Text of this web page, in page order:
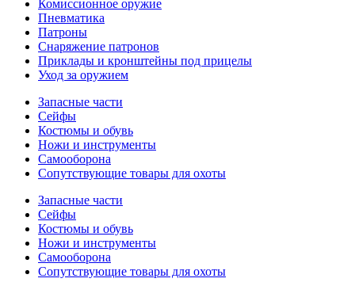
Комиссионное оружие
Пневматика
Патроны
Снаряжение патронов
Приклады и кронштейны под прицелы
Уход за оружием
Запасные части
Сейфы
Костюмы и обувь
Ножи и инструменты
Самооборона
Сопутствующие товары для охоты
Запасные части
Сейфы
Костюмы и обувь
Ножи и инструменты
Самооборона
Сопутствующие товары для охоты